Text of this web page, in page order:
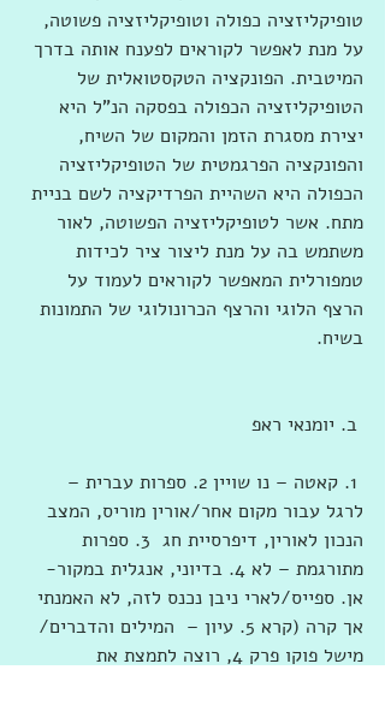
טופיקליזציה כפולה וטופיקליזציה פשוטה,
על מנת לאפשר לקוראים לפענח אותה בדרך
המיטבית. הפונקציה הטקסטואלית של
הטופיקליזציה הכפולה בפסקה הנ"ל היא
יצירת מסגרת הזמן והמקום של השיח,
והפונקציה הפרגמטית של הטופיקליזציה
הכפולה היא השהיית הפרדיקציה לשם בניית
מתח. אשר לטופיקליזציה הפשוטה, לאור
משתמש בה על מנת ליצור ציר לכידות
טמפורלית המאפשר לקוראים לעמוד על
הרצף הלוגי והרצף הכרונולוגי של התמונות
בשיח.
1. קאטה – נו שויין 2. ספרות עברית –
לרגל עבור מקום אחר/אורין מוריס, המצב
הנכון לאורין, דיפרסיית חג  3. ספרות
מתורגמת – לא 4. בדיוני, אנגלית במקור-
אן. ספייס/לארי ניבן נכנס לזה, לא האמנתי
אך קרה (קרא 5. עיון –  המילים והדברים/
מישל פוקו פרק 4, רוצה לתמצת את